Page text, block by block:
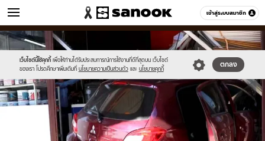
เข้าสู่ระบบสมาชิก
ข่าว หมวดอื่นๆ
เว็บไซต์นี้ใช้คุกกี้ เพื่อให้ท่านได้รับประสบการณ์การใช้งานที่ดีที่สุดบน เว็บไซต์
ของเรา โปรดศึกษาเพิ่มเติมที่ นโยบายความเป็นส่วนตัว และ นโยบายคุกกี้
ตกลง
Sanook
//s.isanook.com/sr/0/images/logo-
new-
sanook.png
600
60
//s.isanook.com/ns/0/ud/1531/7655782/aaa.jpg